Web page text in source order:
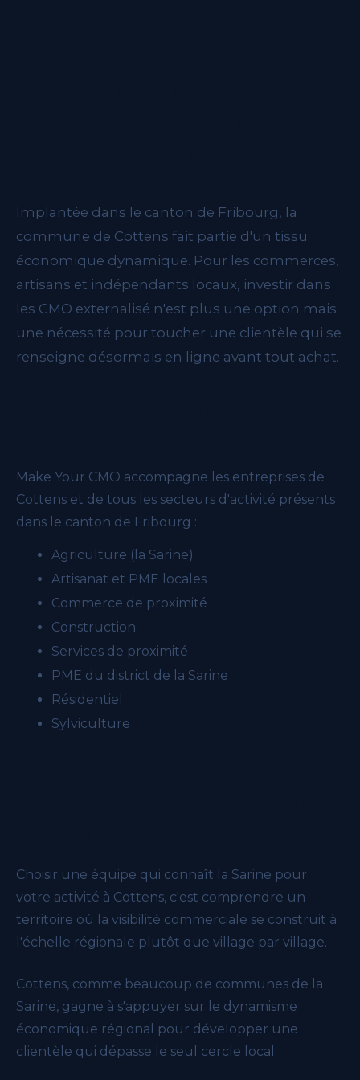
Implantée dans le canton de Fribourg, la
commune de Cottens fait partie d'un tissu
économique dynamique. Pour les commerces,
artisans et indépendants locaux, investir dans
les CMO externalisé n'est plus une option mais
une nécessité pour toucher une clientèle qui se
renseigne désormais en ligne avant tout achat.
Make Your CMO accompagne les entreprises de
Cottens et de tous les secteurs d'activité présents
dans le canton de Fribourg :
Agriculture (la Sarine)
Artisanat et PME locales
Commerce de proximité
Construction
Services de proximité
PME du district de la Sarine
Résidentiel
Sylviculture
Choisir une équipe qui connaît la Sarine pour
votre activité à Cottens, c'est comprendre un
territoire où la visibilité commerciale se construit à
l'échelle régionale plutôt que village par village.
Cottens, comme beaucoup de communes de la
Sarine, gagne à s'appuyer sur le dynamisme
économique régional pour développer une
clientèle qui dépasse le seul cercle local.